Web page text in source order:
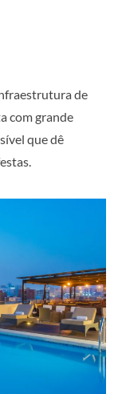
de
com grande
que dê